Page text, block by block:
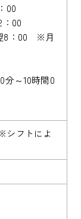
00
00
8：00 ※月
分～10時間0
シフトによ